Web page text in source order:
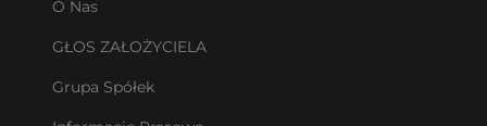
O Nas
GŁOS ZAŁOŻYCIELA
Grupa Spółek